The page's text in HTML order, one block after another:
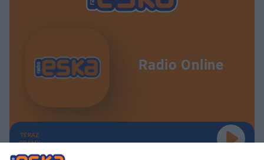
Radio Online
TERAZ
GRAMY